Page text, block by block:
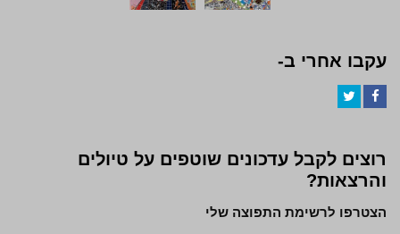
עקבו אחרי ב-
רוצים לקבל עדכונים שוטפים על טיולים
והרצאות?
הצטרפו לרשימת התפוצה שלי